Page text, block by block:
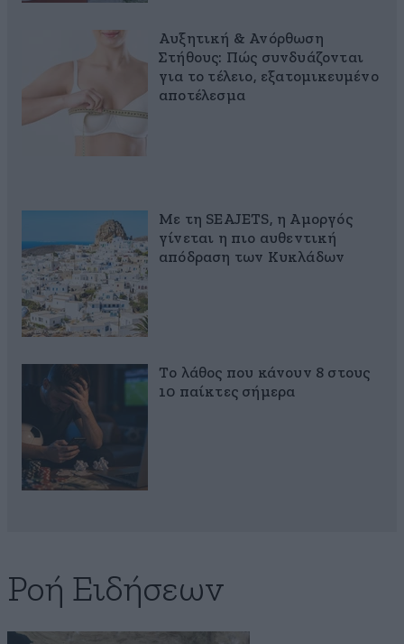
Αυξητική & Ανόρθωση
Στήθους: Πώς συνδυάζονται
για το τέλειο, εξατομικευμένο
αποτέλεσμα
Με τη SEAJETS, η Αμοργός
γίνεται η πιο αυθεντική
απόδραση των Κυκλάδων
Το λάθος που κάνουν 8 στους
10 παίκτες σήμερα
Ροή Ειδήσεων